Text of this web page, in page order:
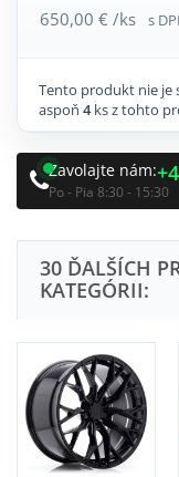
650,00 € /ks s
Tento produkt nie je
aspoň 4ks z tohto
Zavolajte nám:
Po - Pia 8:30 - 15:30
30 ĎALŠÍCH
KATEGÓRII: